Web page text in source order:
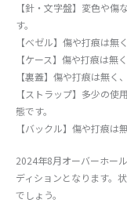
【針・文字盤】変色や
す。
【べゼル】傷や打痕は無
【ケース】傷や打痕は無
【裏蓋】傷や打痕は無く
【ストラップ】多少の
態です。
【バックル】傷や打痕は
2024年8月オーバーホー
ディションとなります。
でしょう。